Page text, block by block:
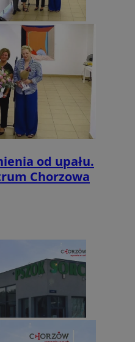
od upału.
Chorzowa